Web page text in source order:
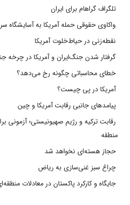
تلگراف گراهام برای ایران
واکاوی حقوقی حمله آمریکا به آسایشگاه
نقطه‌زنی در حیاط‌خلوت آمریکا
گرفتار شدن جنگ‌ایران و آمریکا در
خطای محاسباتی چگونه رخ می‌دهد؟
آمریکا در پی چیست؟
پیامدهای جانبی رقابت آمریکا و چین
رقابت ترکیه و رژیم صهیونیستی؛ آزمونی
منطقه
حجاز هسته‌ای نخواهد شد
چراغ سبز غنی‌سازی به ریاض
جایگاه و کارکرد پاکستان در معادلات